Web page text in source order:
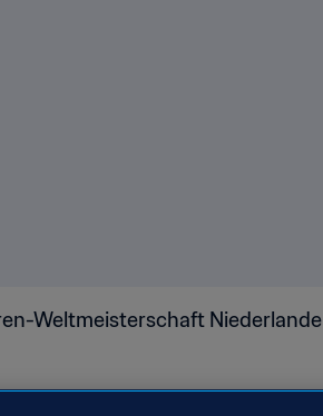
Weltmeisterschaft Niederlande